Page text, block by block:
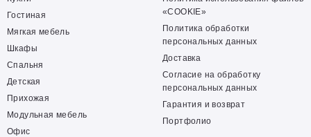
Гостиная
Мягкая мебель
Шкафы
Спальня
Детская
Прихожая
Модульная мебель
Офис
«COOKIE»
Политика обработки
персональных данных
Доставка
Согласие на обработку
персональных данных
Гарантия и возврат
Портфолио